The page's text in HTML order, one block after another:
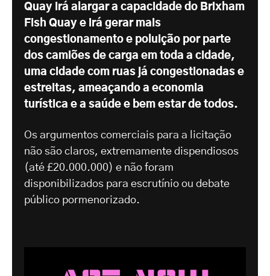
Quay irá alargar a capacidade do Brixham
Fish Quay e irá gerar mais
congestionamento e poluição por parte
dos camiões de carga em toda a cidade,
uma cidade com ruas já congestionadas e
estreitas, ameaçando a economia
turística e a saúde e bem estar de todos.
Os argumentos comerciais para a licitação
não são claros, extremamente dispendiosos
(até £20.000.000) e não foram
disponibilizados para escrutínio ou debate
público pormenorizado.